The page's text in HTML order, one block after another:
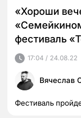
«Хороши
фестиваль
17:04 / 24.08.22
Вячеслав
Фестиваль